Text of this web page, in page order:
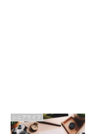
シニアライフ